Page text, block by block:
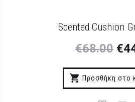
Scented Cushion
€68.00 €
Προσθήκη στο